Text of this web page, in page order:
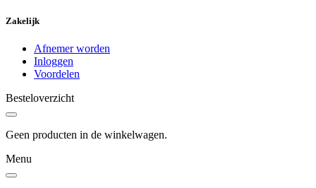
Zakelijk
Afnemer worden
Inloggen
Voordelen
Besteloverzicht
Geen producten in de winkelwagen.
Menu